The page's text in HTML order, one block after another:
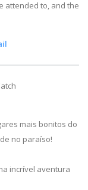
attended to, and the
Wild Catch
mais bonitos do
no paraíso!
incrível aventura